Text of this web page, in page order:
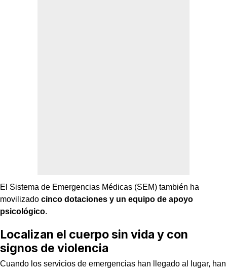
El Sistema de Emergencias Médicas (SEM) también ha
movilizado cinco dotaciones y un equipo de apoyo
psicológico.
Localizan el cuerpo sin vida y con
signos de violencia
Cuando los servicios de emergencias han llegado al lugar, han